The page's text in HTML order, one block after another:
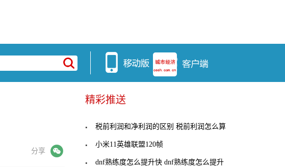
分享
精彩推送
税前利润和净利润的区别 税前利润怎么算
小米11英雄联盟120帧
dnf熟练度怎么提升快 dnf熟练度怎么提升